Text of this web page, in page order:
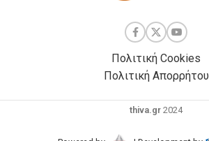
Πολιτική Cookies
Πολιτική Απορρήτου
thiva.gr 2024